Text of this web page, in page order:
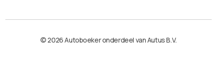
© 2026 Autoboeker onderdeel van Autus B.V.